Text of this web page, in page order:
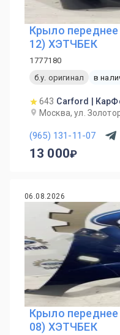
Крыло переднее
12) ХЭТЧБЕК
1777180
б.у. оригинал
в
643 Carford |
Москва, ул.
(965) 131-11-07
13 000
06.08.2026
Крыло переднее
08) ХЭТЧБЕК